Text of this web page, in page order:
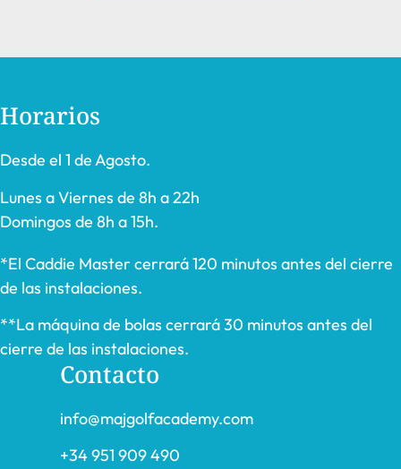
Horarios
Desde el 1 de Agosto.
Lunes a Viernes de 8h a 22h
Domingos de 8h a 15h.
*El Caddie Master cerrará 120 minutos antes del cierre
de las instalaciones.
**La máquina de bolas cerrará 30 minutos antes del
cierre de las instalaciones.
Contacto
info@majgolfacademy.com
+34 951 909 490